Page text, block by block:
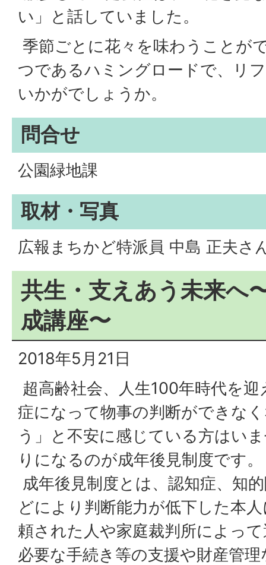
い」と話していました。
季節ごとに花々を味わうことが
つであるハミングロードで、リ
いかがでしょうか。
問合せ
公園緑地課
取材・写真
広報まちかど特派員 中島 正夫さ
共生・支えあう未来へ
成講座〜
2018年5月21日
超高齢社会、人生100年時代を
症になって物事の判断ができな
う」と不安に感じている方はい
りになるのが成年後見制度です。
成年後見制度とは、認知症、知
どにより判断能力が低下した本
頼された人や家庭裁判所によっ
必要な手続き等の支援や財産管